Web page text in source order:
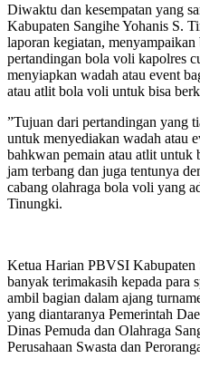
Diwaktu dan kesempatan yang
Kabupaten Sangihe Yohanis S.
laporan kegiatan,
pertandingan bola voli kapolres
menyiapkan wadah atau event
atau atlit bola voli untuk bisa
”Tujuan dari pertandingan yang
untuk menyediakan wadah atau
bahkwan pemain atau atlit untuk
jam terbang dan juga tentunya
cabang olahraga bola voli yang
Tinungki.
Ketua Harian PBVSI Kabupaten
banyak terimakasih kepada para
ambil bagian dalam ajang
yang diantaranya Pemerintah
Dinas Pemuda dan Olahraga
Perusahaan Swasta dan